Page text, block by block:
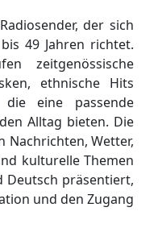
der sich
49 Jahren richtet.
zeitgenössische
ethnische Hits
eine passende
Alltag bieten. Die
Nachrichten, Wetter,
kulturelle Themen
Deutsch präsentiert,
und den Zugang